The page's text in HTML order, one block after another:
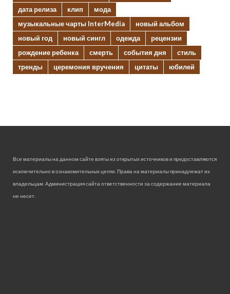
дата релиза
клип
мода
музыкальные чарты InterMedia
новый альбом
новый год
новый сингл одежда
рецензии
рождение ребенка
смерть события дня
стиль
тренды
церемония вручения цитаты юбилей
Все материалы на данном сайте взяты из открытых источников и предоставляются
исключительно в ознакомительных целях. Права на материалы принадлежат их
владельцам. Администрация сайта ответственности за содержание материала
не несет.